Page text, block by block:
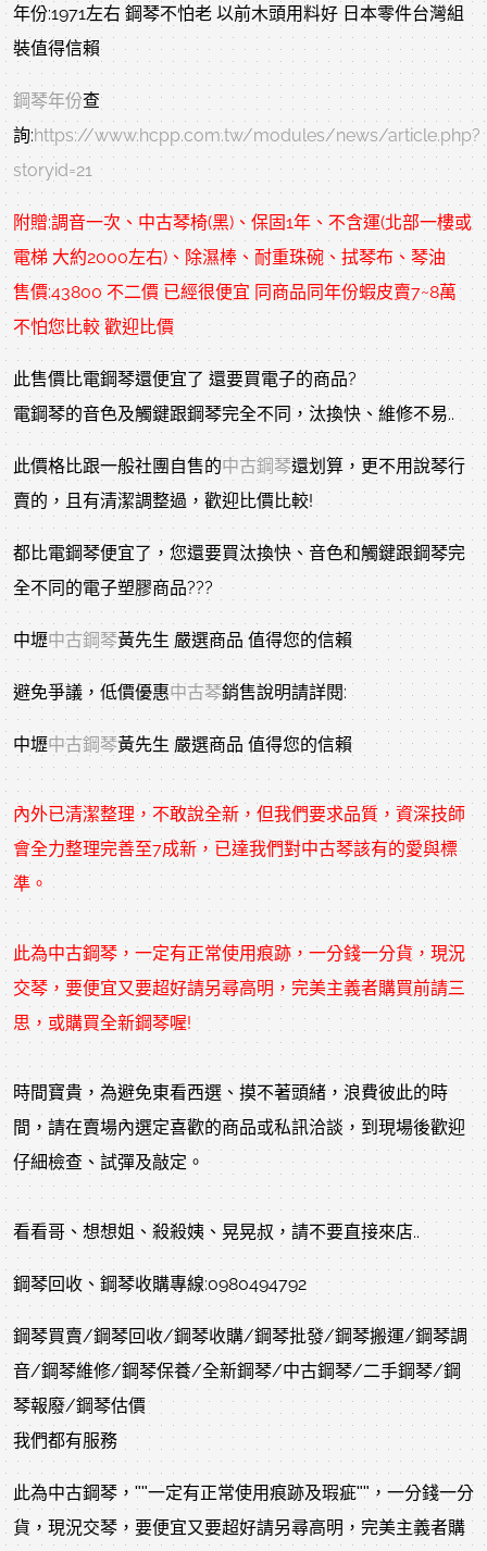
年份:1971左右 鋼琴不怕老 以前木頭用料好 日本零件台灣組
裝值得信賴
鋼琴年份查
詢:https://www.hcpp.com.tw/modules/news/article.php?
storyid=21
附贈:調音一次、中古琴椅(黑)、保固1年、不含運(北部一樓或
電梯 大約2000左右)、除濕棒、耐重珠碗、拭琴布、琴油
售價:43800 不二價 已經很便宜 同商品同年份蝦皮賣7~8萬
不怕您比較 歡迎比價
此售價比電鋼琴還便宜了 還要買電子的商品?
電鋼琴的音色及觸鍵跟鋼琴完全不同，汰換快、維修不易..
此價格比跟一般社團自售的中古鋼琴還划算，更不用說琴行
賣的，且有清潔調整過，歡迎比價比較!
都比電鋼琴便宜了，您還要買汰換快、音色和觸鍵跟鋼琴完
全不同的電子塑膠商品???
中壢中古鋼琴黃先生 嚴選商品 值得您的信賴
避免爭議，低價優惠中古琴銷售說明請詳閱:
中壢中古鋼琴黃先生 嚴選商品 值得您的信賴
內外已清潔整理，不敢說全新，但我們要求品質，資深技師
會全力整理完善至7成新，已達我們對中古琴該有的愛與標
準。
此為中古鋼琴，一定有正常使用痕跡，一分錢一分貨，現況
交琴，要便宜又要超好請另尋高明，完美主義者購買前請三
思，或購買全新鋼琴喔!
時間寶貴，為避免東看西選、摸不著頭緒，浪費彼此的時
間，請在賣場內選定喜歡的商品或私訊洽談，到現場後歡迎
仔細檢查、試彈及敲定。
看看哥、想想姐、殺殺姨、晃晃叔，請不要直接來店..
鋼琴回收、鋼琴收購專線:0980494792
鋼琴買賣/鋼琴回收/鋼琴收購/鋼琴批發/鋼琴搬運/鋼琴調
音/鋼琴維修/鋼琴保養/全新鋼琴/中古鋼琴/二手鋼琴/鋼
琴報廢/鋼琴估價
我們都有服務
此為中古鋼琴，""一定有正常使用痕跡及瑕疵""，一分錢一分
貨，現況交琴，要便宜又要超好請另尋高明，完美主義者購